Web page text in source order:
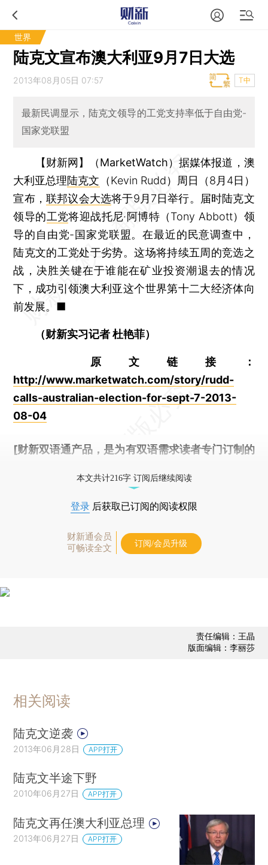
世界
陆克文宣布澳大利亚9月7日大选
2013年08月05日 07:57 T中
最新民调显示，陆克文领导的工党支持率低于自由党-
国家党联盟
【财新网】（MarketWatch）据媒体报道，澳
大利亚总理陆克文 （Kevin Rudd）周日（8月4日）
宣布， 联邦议会大选将于9月7日举行。届时陆克文
领导的工党将迎战托尼·阿博特（Tony Abbott）领
导的自由党-国家党联盟。在最近的民意调查中，
陆克文的工党处于劣势。这场将持续五周的竞选之
战，决胜关键在于谁能在矿业投资潮退去的情况
下，成功引领澳大利亚这个世界第十二大经济体向
前发展。■
（财新实习记者 杜艳菲）
原文链接：
http://www.marketwatch.com/story/rudd-
calls-australian-election-for-sept-7-2013-
08-04
[财新双语通产品，是为有双语需求读者专门订制的
本文共计216字 订阅后继续阅读
登录 后获取已订阅的阅读权限
财新通会员
可畅读全文
订阅/会员升级
责任编辑：王晶
版面编辑：李丽莎
相关阅读
陆克文逆袭
2013年06月28日 APP打开
陆克文半途下野
2010年06月27日 APP打开
陆克文再任澳大利亚总理
2013年06月27日 APP打开